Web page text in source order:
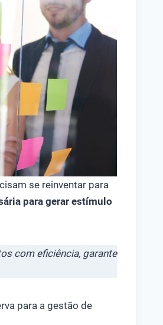
se reinventar para
para gerar estímulo
com eficiência, garante
para a gestão de